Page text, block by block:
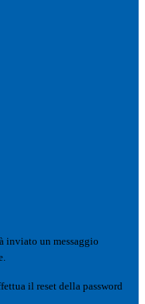
inviato un messaggio
il reset della password